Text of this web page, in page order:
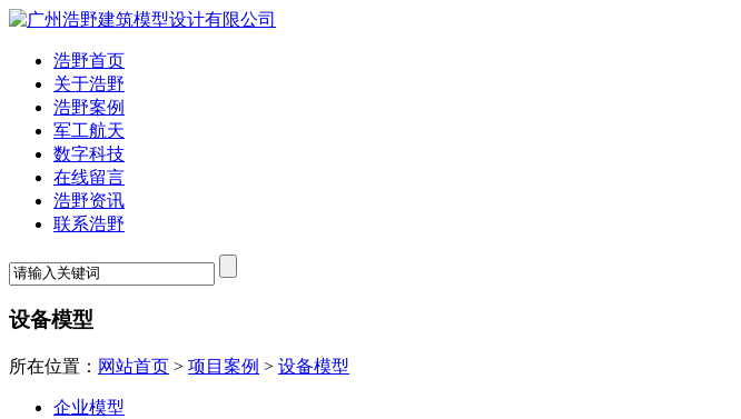
浩野首页
关于浩野
浩野案例
军工航天
数字科技
在线留言
浩野资讯
联系浩野
设备模型
所在位置： 网站首页 > 项目案例 > 设备模型
企业模型